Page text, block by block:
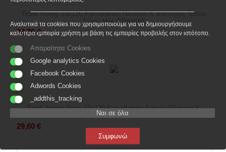
Trunk Honey 23x120 Porcellanato Πλακάκι Α' ποιότητας Τύπου
Ξύλου Mat ΙΣΠΑΝΙΑΣ
28,70 €
Trunk Honey Deck 23x120 Porcellanato Antislip Πλακάκι Α'
ποιότητας Τύπου Ξύλου ΙΣΠΑΝΙΑΣ
29,60 €
Αναλυτικά τα cookies που χρησιμοποιούμε για να δημιουργήσουμε
καλύτερα εμπειρία χρήστη με βάση τις εμπειρίες προβολής στον ιστότοπο.
Απαραίτητα Cookies
Google analytics Cookies
Facebook Cookies
Adwords Cookies
_addthis_tracking
Ναι σε όλα
Συμφωνώ